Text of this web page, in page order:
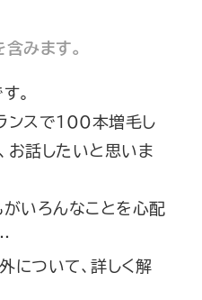
みます。
。
ンスで100本増毛し
お話したいと思いま
がいろんなことを心配
について、詳しく解